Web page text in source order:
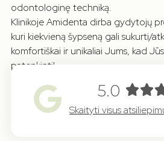
odontologinę techniką.
Klinikoje Amidenta dirba gydytojų
kuri kiekvieną šypseną gali sukurti/
komfortiškai ir unikaliai Jums, kad
patenkinti!
5.0
Skaityti visus